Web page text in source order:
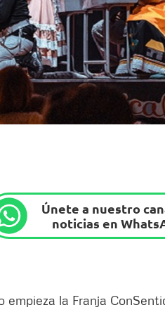
Únete a nuestro
noticias en
empieza la Franja